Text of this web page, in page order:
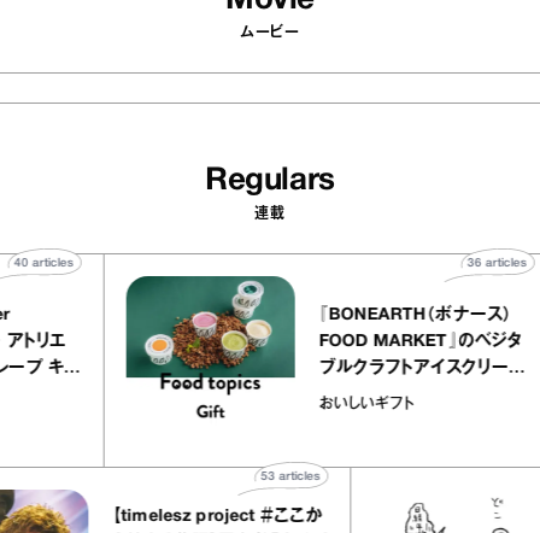
ムービー
Regulars
連載
atelier
リー アトリエ
ルクレープ キャ
40
『BONEARTH（ボナー
FOOD MARKET』のベ
ブルクラフトアイスク
｜真野知子の「おいし
おいしいギフト
36
【timelesz project ＃ここか
articles